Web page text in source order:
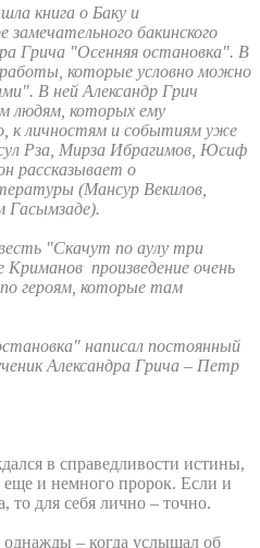
книга о Баку и
бакинского
Грича "Осенняя остановка". В
которые условно можно
В ней Александр Грич
людям, которых ему
к личностям и событиям уже
Рза, Мирза Ибрагимов, Юсиф
рассказывает о
(Мансур Векилов,
Гасымзаде).
"Скачут по аулу три
Криманов произведение очень
по героям, которые там
написал постоянный
Александра Грича – Петр
в справедливости истины,
еще и немного пророк. Если и
то для себя лично – точно.
однажды – когда услышал об